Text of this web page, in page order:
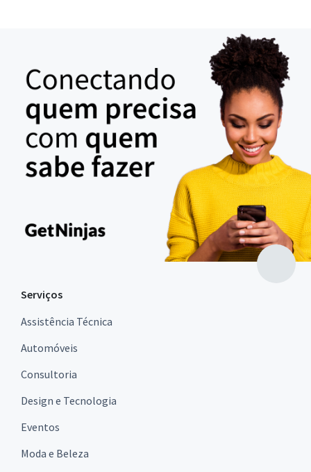
Serviços
Assistência Técnica
Automóveis
Consultoria
Design e Tecnologia
Eventos
Moda e Beleza